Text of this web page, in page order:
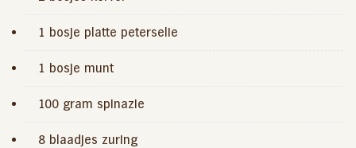
1 bosje platte peterselie
1 bosje munt
100 gram spinazie
8 blaadjes zuring